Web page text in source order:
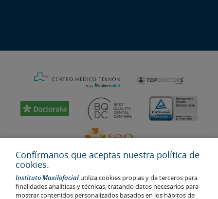
Confírmanos que aceptas nuestra política de
cookies.
Instituto Maxilofacial utiliza cookies propias y de terceros para
finalidades analíticas y técnicas; tratando datos necesarios para
mostrar contenidos personalizados basados en los hábitos de